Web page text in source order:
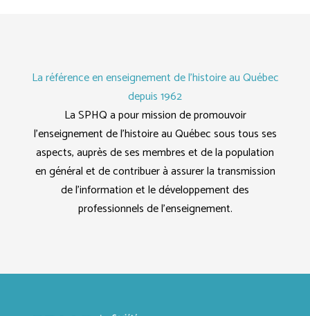
La référence en enseignement de l'histoire au Québec
depuis 1962
La SPHQ a pour mission de promouvoir
l’enseignement de l’histoire au Québec sous tous ses
aspects, auprès de ses membres et de la population
en général et de contribuer à assurer la transmission
de l’information et le développement des
professionnels de l’enseignement.